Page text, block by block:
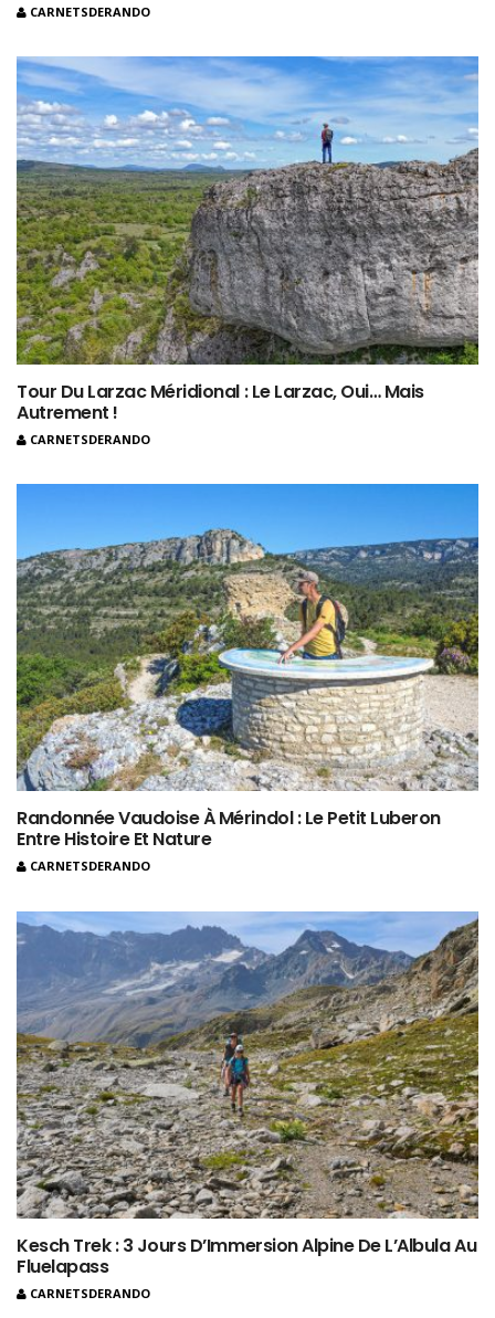
CARNETSDERANDO
Tour Du Larzac Méridional : Le Larzac, Oui… Mais
Autrement !
CARNETSDERANDO
Randonnée Vaudoise À Mérindol : Le Petit Luberon
Entre Histoire Et Nature
CARNETSDERANDO
Kesch Trek : 3 Jours D’Immersion Alpine De L’Albula Au
Fluelapass
CARNETSDERANDO